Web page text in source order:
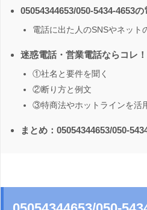
05054344653/050-5434-4653
電話に出た人のSNSやネット
迷惑電話・営業電話ならコレ
①社名と要件を聞く
②断り方と例文
③特商法やホットラインを活
まとめ：05054344653/050-